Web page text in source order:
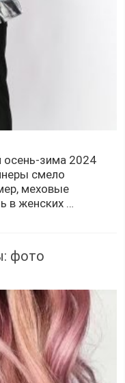
осень-зима 2024
смело
меховые
в женских …
фото